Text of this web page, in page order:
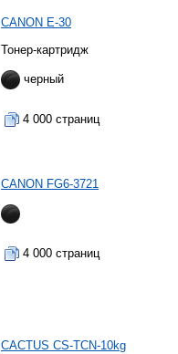
CANON E-30
Тонер-картридж
черный
4 000 страниц
CANON FG6-3721
4 000 страниц
CACTUS CS-TCN-10kg